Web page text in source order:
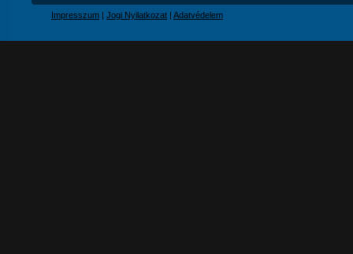
Impresszum | Jogi Nyilatkozat | Adatvédelem